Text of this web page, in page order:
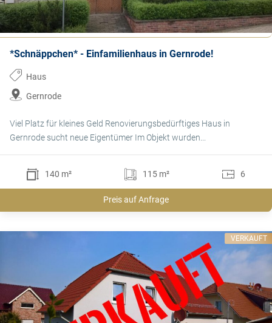
*Schnäppchen* - Einfamilienhaus in Gernrode!
Haus
Gernrode
Viel Platz für kleines Geld Renovierungsbedürftiges Haus in
Gernrode sucht neue Eigentümer Im Objekt wurden...
140 m² 115 m² 6
Preis auf Anfrage
VERKAUFT